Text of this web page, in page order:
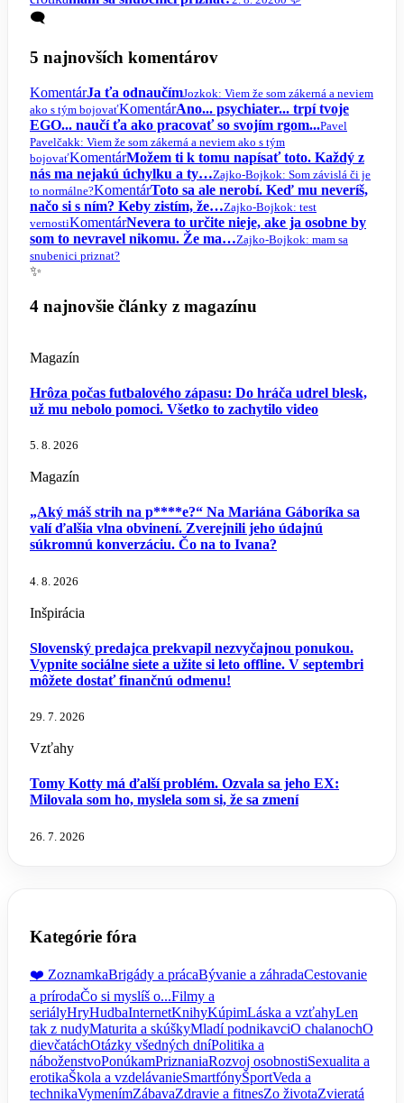
🗨️
5 najnovších komentárov
KomentárJa ťa odnaučímJozkok: Viem že som zákerná a neviem
ako s tým bojovaťKomentárAno... psychiater... trpí tvoje
EGO... naučí ťa ako pracovať so svojím rgom...Pavel
Pavelčakk: Viem že som zákerná a neviem ako s tým
bojovaťKomentárMožem ti k tomu napísať toto. Každý z
nás ma nejakú úchylku a ty…Zajko-Bojkok: Som závislá či je
to normálne?KomentárToto sa ale nerobí. Keď mu neveríš,
načo si s ním? Keby zistím, že…Zajko-Bojkok: test
vernostiKomentárNevera to určite nieje, ake ja osobne by
som to nevravel nikomu. Že ma…Zajko-Bojkok: mam sa
snubenici priznat?
✨
4 najnovšie články z magazínu
Magazín
Hrôza počas futbalového zápasu: Do hráča udrel blesk,
už mu nebolo pomoci. Všetko to zachytilo video
5. 8. 2026
Magazín
„Aký máš strih na p****e?“ Na Mariána Gáboríka sa
valí ďalšia vlna obvinení. Zverejnili jeho údajnú
súkromnú konverzáciu. Čo na to Ivana?
4. 8. 2026
Inšpirácia
Slovenský predajca prekvapil nezvyčajnou ponukou.
Vypnite sociálne siete a užite si leto offline. V septembri
môžete dostať finančnú odmenu!
29. 7. 2026
Vzťahy
Tomy Kotty má ďalší problém. Ozvala sa jeho EX:
Milovala som ho, myslela som si, že sa zmení
26. 7. 2026
Kategórie fóra
❤️ ZoznamkaBrigády a prácaBývanie a záhradaCestovanie
a prírodaČo si myslíš o...Filmy a
seriályHryHudbaInternetKnihyKúpimLáska a vzťahyLen
tak z nudyMaturita a skúškyMladí podnikavciO chalanochO
dievčatáchOtázky všedných dníPolitika a
náboženstvoPonúkamPriznaniaRozvoj osobnostiSexualita a
erotikaŠkola a vzdelávanieSmartfónyŠportVeda a
technikaVymenímZábavaZdravie a fitnesZo životaZvieratá